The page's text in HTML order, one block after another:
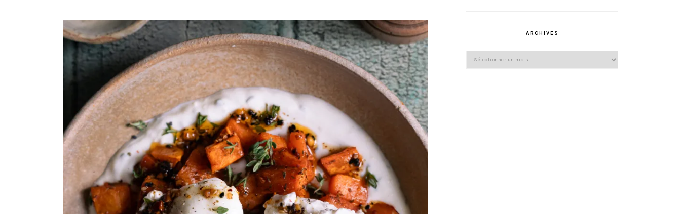
ARCHIVES
Archives